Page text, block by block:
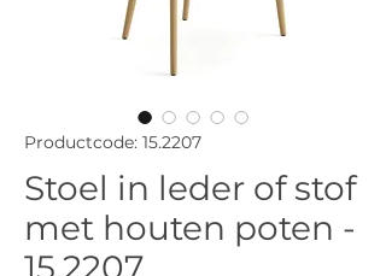
Productcode: 15.2207
Stoel in leder of stof
met houten poten -
15.2207